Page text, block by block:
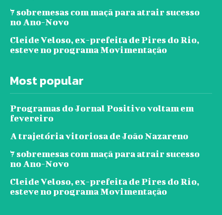
7 sobremesas com maçã para atrair sucesso
no Ano-Novo
Cleide Veloso, ex-prefeita de Pires do Rio,
esteve no programa Movimentação
Most popular
Programas do Jornal Positivo voltam em
fevereiro
A trajetória vitoriosa de João Nazareno
7 sobremesas com maçã para atrair sucesso
no Ano-Novo
Cleide Veloso, ex-prefeita de Pires do Rio,
esteve no programa Movimentação